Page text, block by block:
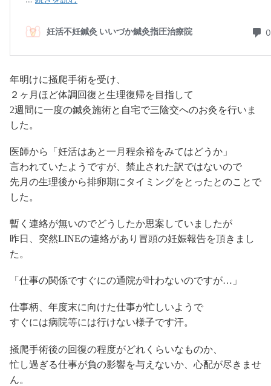
年明けに掻爬手術を受け、
２ヶ月ほど体調回復と生理復帰を目指して
2週間に一度の鍼灸施術と自宅で三陰交へのお灸を行いま
した。
医師から「妊活はあと一月程余裕をみてはどうか」
言われていたようですが、禁止された訳ではないので
先月の生理後から排卵期にタイミングをとったとのことで
した。
暫く連絡が無いのでどうしたか思案していましたが
昨日、突然LINEの連絡があり冒頭の妊娠報告を頂きまし
た。
「仕事の関係ですぐにの通院が叶わないのですが…」
仕事柄、年度末に向けた仕事が忙しいようで
すぐには病院等には行けない様子です汗。
掻爬手術後の回復の程度がどれくらいなものか、
忙し過ぎる仕事が負の影響を与えないか、心配が尽きませ
ん。